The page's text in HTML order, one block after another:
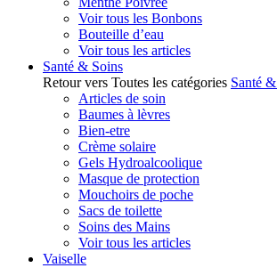
Voir tous les Bonbons
Bouteille d’eau
Voir tous les articles
Santé & Soins
Retour vers Toutes les catégories Santé
Articles de soin
Baumes à lèvres
Bien-etre
Crème solaire
Gels Hydroalcoolique
Masque de protection
Mouchoirs de poche
Sacs de toilette
Soins des Mains
Voir tous les articles
Vaiselle